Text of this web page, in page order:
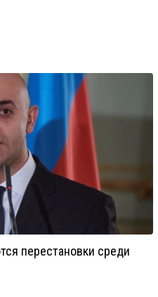
перестановки среди